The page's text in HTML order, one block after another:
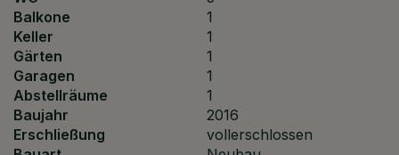
Balkone
1
Keller
1
Gärten
1
Garagen
1
Abstellräume
1
Baujahr
2016
Erschließung
vollerschlossen